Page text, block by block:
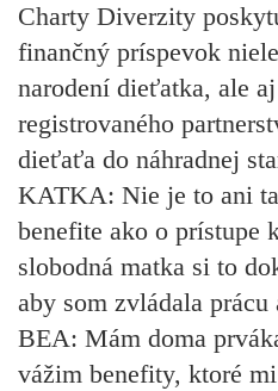
Charty Diverzity
finančný príspevok
narodení dieťatka, ale
registrovaného
dieťaťa do náhradnej
KATKA: Nie je to ani
benefite ako o prístupe
slobodná matka si to
aby som zvládala
BEA: Mám doma
vážim benefity, ktoré